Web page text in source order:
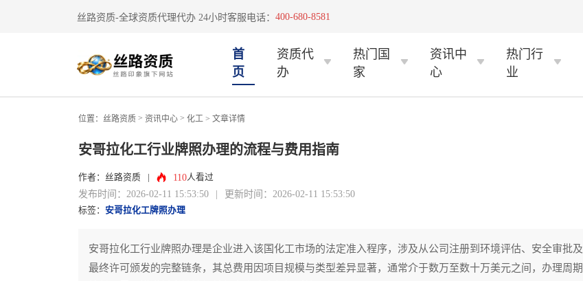
丝路资质-全球资质代理代办 24小时客服电话： 400-680-8581
首
页
资质代
办
热门国
家
资讯中
心
热门行
业
位置： 丝路资质 > 资讯中心 > 化工 > 文章详情
安哥拉化工行业牌照办理的流程与费用指南
作者：丝路资质 110人看过
发布时间：2026-02-11 15:53:50 | 更新时间：2026-02-11 15:53:50
标签： 安哥拉化工牌照办理
安哥拉化工行业牌照办理是企业进入该国化工市场的法定准入程序，涉及从公司注册到环境评估、安全审批及
最终许可颁发的完整链条，其总费用因项目规模与类型差异显著，通常介于数万至数十万美元之间，办理周期